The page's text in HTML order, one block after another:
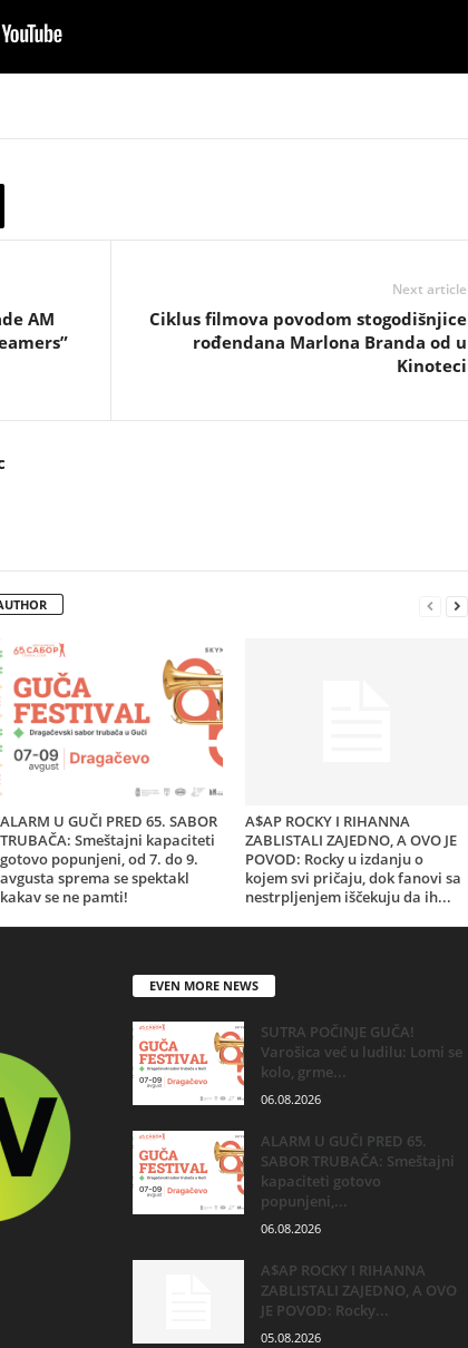
AM
Next article
Ciklus filmova povodom stogodišnjice
rođendana Marlona Branda od u
Kinoteci
ALARM U GUČI PRED 65. SABOR
TRUBAČA: Smeštajni kapaciteti
gotovo popunjeni, od 7. do 9.
avgusta sprema se spektakl
kakav se ne pamti!
A$AP ROCKY I RIHANNA
ZABLISTALI ZAJEDNO, A OVO JE
POVOD: Rocky u izdanju o
kojem svi pričaju, dok fanovi sa
nestrpljenjem iščekuju da ih...
EVEN MORE NEWS
SUTRA POČINJE GUČA!
Varošica već u ludilu: Lomi se
kolo, grme...
06.08.2026
ALARM U GUČI PRED 65.
SABOR TRUBAČA: Smeštajni
kapaciteti gotovo
popunjeni,...
06.08.2026
A$AP ROCKY I RIHANNA
ZABLISTALI ZAJEDNO, A OVO
JE POVOD: Rocky...
05.08.2026